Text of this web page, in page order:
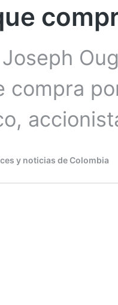
compra
y noticias de Colombia